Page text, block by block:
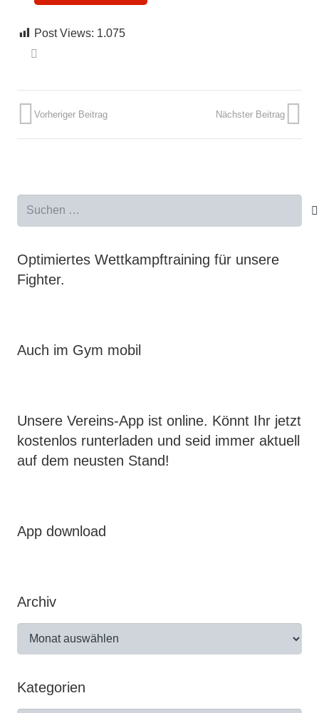
Post Views: 1.075
Vorheriger Beitrag Nächster Beitrag
Optimiertes Wettkampftraining für unsere
Fighter.
Auch im Gym mobil
Unsere Vereins-App ist online. Könnt Ihr jetzt
kostenlos runterladen und seid immer aktuell
auf dem neusten Stand!
App download
Archiv
Kategorien